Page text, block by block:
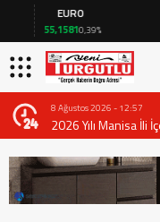
EURO
55,15810,39%
8 Ağustos 2026 - 12:57
2026 Yılı Manisa İli
Ekipmanların
Valilik Genel Emri